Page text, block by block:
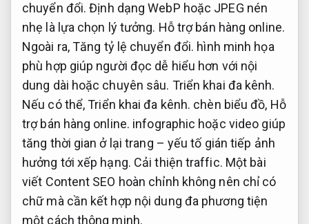
chuyển đổi. Định dạng WebP hoặc JPEG nén
nhẹ là lựa chọn lý tưởng. Hỗ trợ bán hàng online.
Ngoài ra,Tăng tỷ lệ chuyển đổi. hình minh họa
phù hợp giúp người đọc dễ hiểu hơn với nội
dung dài hoặc chuyên sâu. Triển khai đa kênh.
Nếu có thể,Triển khai đa kênh. chèn biểu đồ, Hỗ
trợ bán hàng online. infographic hoặc video giúp
tăng thời gian ở lại trang – yếu tố gián tiếp ảnh
hưởng tới xếp hạng. Cải thiện traffic. Một bài
viết Content SEO hoàn chỉnh không nên chỉ có
chữ mà cần kết hợp nội dung đa phương tiện
một cách thông minh.